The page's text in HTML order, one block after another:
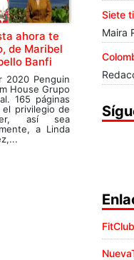
ahora te
de Maribel
Banfi
2020 Penguin
House Grupo
165 páginas
el privilegio de
así sea
a Linda
Siete
Maira